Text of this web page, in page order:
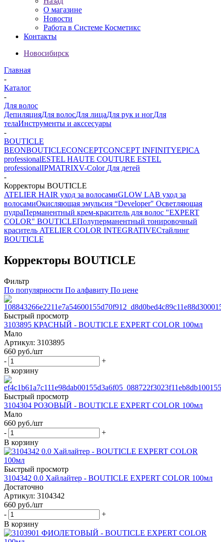
О магазине
Новости
Работа в Системе Косметикс
Контакты
Новосибирск
Главная
-
Каталог
-
Для волос
ДепиляцияДля волосДля лицаДля рук и ногДля
телаИнструменты и акссесуары
-
BOUTICLE
BEONBOUTICLECONCEPTCONCEPT INFINITYEPICA
professionalESTEL HAUTE COUTURE ESTEL
professionalIPMATRIXV-Color Для детей
-
Корректоры BOUTICLE
ATELIER HAIR уход за волосамиGLOW LAB уход за
волосамиОкисляющая эмульсия “Developer" Осветляющая
пудраПерманентный крем-краситель для волос "EXPERT
COLOR" BOUTICLEПолуперманентный тонировочный
краситель ATELIER COLOR INTEGRATIVEСтайлинг
BOUTICLE
Корректоры BOUTICLE
Фильтр
По популярности По алфавиту По цене
Быстрый просмотр
3103895 КРАСНЫЙ - BOUTICLE EXPERT COLOR 100мл
Мало
Артикул: 3103895
660 руб./шт
-
+
В корзину
Быстрый просмотр
3104304 РОЗОВЫЙ - BOUTICLE EXPERT COLOR 100мл
Мало
660 руб./шт
-
+
В корзину
Быстрый просмотр
3104342 0.0 Хайлайтер - BOUTICLE EXPERT COLOR 100мл
Достаточно
Артикул: 3104342
660 руб./шт
-
+
В корзину